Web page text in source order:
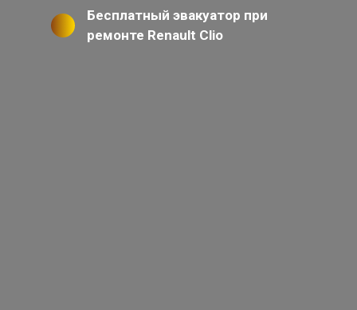
Бесплатный эвакуатор при
ремонте Renault Clio